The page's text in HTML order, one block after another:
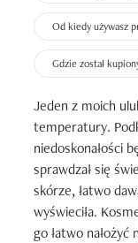
Od kiedy używasz
Gdzie został
Jeden z moich
temperatury.
niedoskonałości
sprawdzał się
skórze, łatwo
wyświeciła.
go łatwo nałożyć